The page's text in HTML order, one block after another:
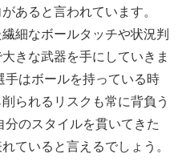
あると言われています。
細なボールタッチや状況判
きな武器を手にしていきま
手はボールを持っている時
られるリスクも常に背負う
のスタイルを貫いてきた
ていると言えるでしょう。